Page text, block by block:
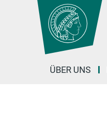
Hauptinhalt
ÜBER UNS